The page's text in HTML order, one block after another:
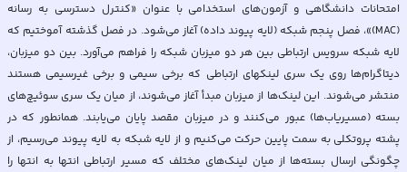
امتحانات دانشگاهی و آزمون‌های استخدامی با عنوان «کنترل دسترسی به رسانه
(MAC)»، فصل پنجم شبکه (لایه پیوند داده) آغاز می‌شود. در فصل گذشته آموختیم که
لایه شبکه سرویس ارتباطی بین هر دو میزبان شبکه را فراهم می‌آورد. بین دو میزبان،
دیتاگرام‌ها روی یک سری لینكهای ارتباطی که برخی سیمی و برخی غیرسیمی هستند
منتشر می‌شوند. این لینک‌ها از میزبان مبدأ آغاز می‌شوند، از میان یک سری سوئیچ‌های
بسته (مسیریاب‌ها) عبور می‌کنند و در میزبان مقصد پایان می‌یابند. همانطور که در
پشته پروتکلی به سمت پایین حرکت می‌کنیم و از لایه شبکه به لایه پیوند می‌رسیم، از
چگونگی ارسال بسته‌ها از میان لینک‌های مختلف که مسیر ارتباطی انتها به انتها را